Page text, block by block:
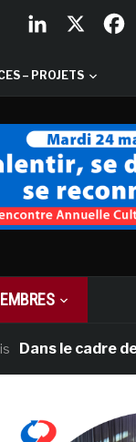
– PROJETS
le cadre de sa